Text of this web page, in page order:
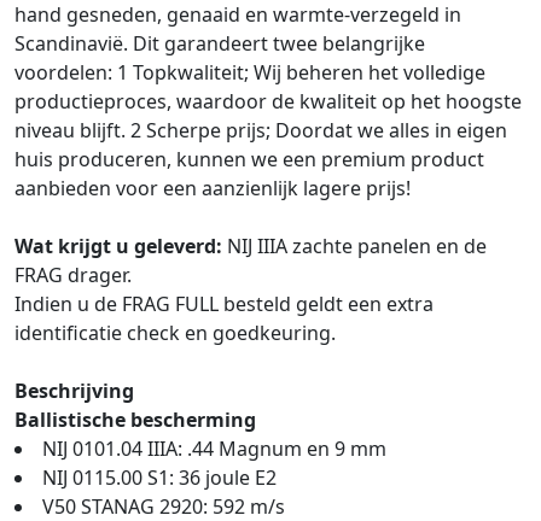
hand gesneden, genaaid en warmte-verzegeld in
Scandinavië. Dit garandeert twee belangrijke
voordelen: 1 Topkwaliteit; Wij beheren het volledige
productieproces, waardoor de kwaliteit op het hoogste
niveau blijft. 2 Scherpe prijs; Doordat we alles in eigen
huis produceren, kunnen we een premium product
aanbieden voor een aanzienlijk lagere prijs!
Wat krijgt u geleverd: NIJ IIIA zachte panelen en de
FRAG drager.
Indien u de FRAG FULL besteld geldt een extra
identificatie check en goedkeuring.
Beschrijving
Ballistische bescherming
NIJ 0101.04 IIIA: .44 Magnum en 9 mm
NIJ 0115.00 S1: 36 joule E2
V50 STANAG 2920: 592 m/s